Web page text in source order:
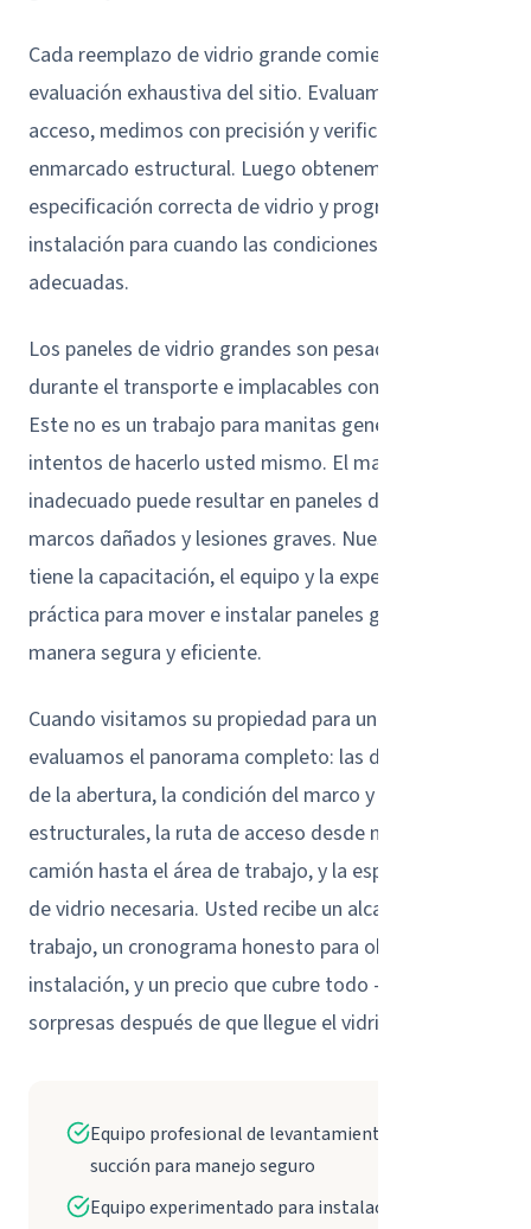
Cada reemplazo de vidrio grande comienza con una
evaluación exhaustiva del sitio. Evaluamos puntos de
acceso, medimos con precisión y verificamos el
enmarcado estructural. Luego obtenemos la
especificación correcta de vidrio y programamos la
instalación para cuando las condiciones sean
adecuadas.
Los paneles de vidrio grandes son pesados, frágiles
durante el transporte e implacables con los errores.
Este no es un trabajo para manitas generales o
intentos de hacerlo usted mismo. El manejo
inadecuado puede resultar en paneles destrozados,
marcos dañados y lesiones graves. Nuestro equipo
tiene la capacitación, el equipo y la experiencia
práctica para mover e instalar paneles grandes de
manera segura y eficiente.
Cuando visitamos su propiedad para un estimado,
evaluamos el panorama completo: las dimensiones
de la abertura, la condición del marco y soportes
estructurales, la ruta de acceso desde nuestro
camión hasta el área de trabajo, y la especificación
de vidrio necesaria. Usted recibe un alcance claro del
trabajo, un cronograma honesto para obtención e
instalación, y un precio que cubre todo -- sin
sorpresas después de que llegue el vidrio.
Equipo profesional de levantamiento por
succión para manejo seguro
Equipo experimentado para instalaciones de